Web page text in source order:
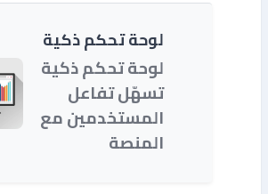
لوحة تحكم ذكية
لوحة تحكم ذكية
تسهّل تفاعل
المستخدمين مع
المنصة